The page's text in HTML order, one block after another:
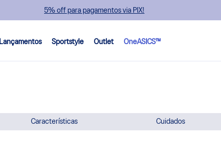
5% off para pagamentos via PIX!
Lançamentos Sportstyle Outlet OneASICS™
Características Cuidados